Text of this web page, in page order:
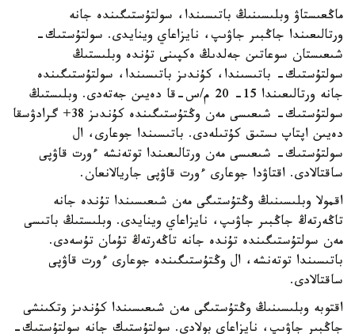
ماڭعىستاۋ وبلىسىنىڭ باتىسىندا، سولتۇستىگىندە جانە
ورتالىعىندا جاڭبىر جاۋىپ، نايزاعاي وينايدى. سولتۇستىك-
شىعىستان سوعاتىن جەلدىڭ ەكپىنى تۇندە وبلىستىڭ
سولتۇستىك- باتىسىندا، كۇندىز باتىسىندا، سولتۇستىگىندە
جانە ورتالىعىندا 15- 20 م/س-قا دەيىن جەتەدى. وبلىستىڭ
سولتۇستىك- شىعىسى مەن وڭتۇستىگىندە كۇندىز 38+ گرادۋسقا
دەيىن اپتاپ ىستىق كۇتىلەدى. باتىسىندا جوعارى، ال
سولتۇستىك- شىعىسى مەن ورتالىعىندا توتەنشە ءورت قاۋپى
ساقتالادى. اقتاۋدا جوعارى ءورت قاۋپى جاريالانعان.
اقمولا وبلىسىنىڭ وڭتۇستىگى مەن شىعىسىندا تۇندە جانە
تاڭەرتەڭ جاڭبىر جاۋىپ، نايزاعاي وينايدى. وبلىستىڭ باتىسى
مەن سولتۇستىگىندە تۇندە جانە تاڭەرتەڭ تۇمان تۇسەدى.
باتىسىندا توتەنشە، ال وڭتۇستىگىندە جوعارى ءورت قاۋپى
ساقتالادى.
اقتوبە وبلىسىنىڭ وڭتۇستىگى مەن شىعىسىندا كۇندىز وتكىنشى
جاڭبىر جاۋىپ، نايزاعاي بولادى. سولتۇستىك جانە سولتۇستىك-